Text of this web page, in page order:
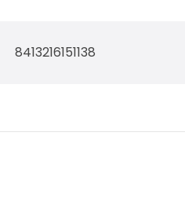
8413216151138